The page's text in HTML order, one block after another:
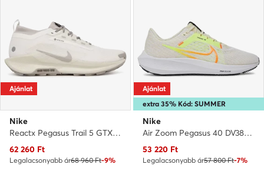
Ajánlat
Nike
Reactx Pegasus Trail 5 GTX SP HQ7494 100 · Futócipő
Aktuális ár
62 260 Ft
Legalacsonyabb ár68 960 Ft-9%
extra 35% Kód: SUMMER
Ajánlat
Nike
Air Zoom Pegasus 40 DV3853-101 · Futócipő
Aktuális ár
53 220 Ft
Legalacsonyabb ár57 800 Ft-7%